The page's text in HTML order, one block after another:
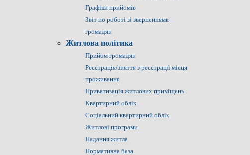
Графіки прийомів
Звіт по роботі зі зверненнями
громадян
Житлова політика
Прийом громадян
Реєстрація/зняття з реєстрації місця
проживання
Приватизація житлових приміщень
Квартирний облік
Соціальний квартирний облік
Житлові програми
Надання житла
Нормативна база